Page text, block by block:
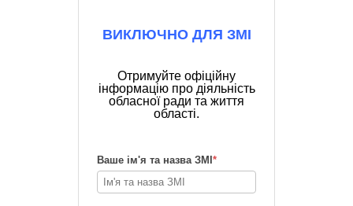
ВИКЛЮЧНО ДЛЯ ЗМІ
Отримуйте офіційну
інформацію про діяльність
обласної ради та життя
області.
Ваше ім'я та назва ЗМІ *